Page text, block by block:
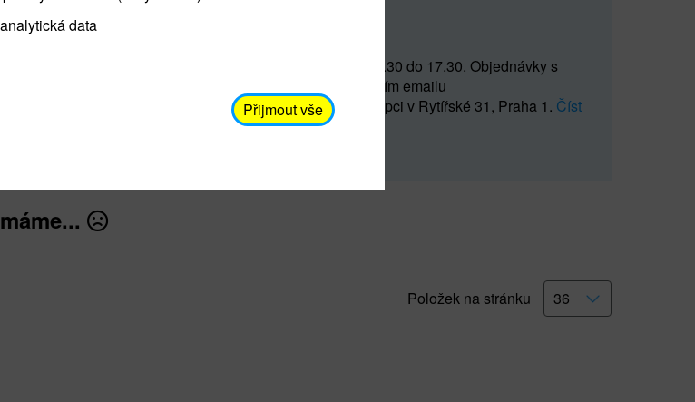
blahopřání a dárků UNICEF
UNICEF bude otevřena každý čtvrtek o 11 do 15 a od 15.30 do 17.30. Objednávky s
odběrem je možné vyzvednout po domluvě (prostřednictvím emailu
nebo telefonním čísle 606 655 547) na recepci v Rytířské 31, Praha 1. Číst
Položek na stránku
data
Přijmout vše